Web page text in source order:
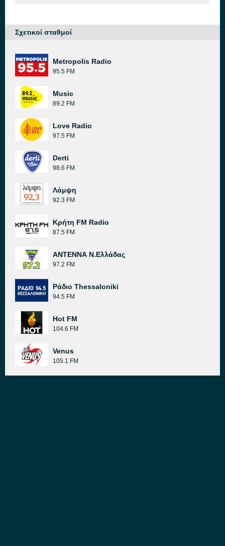
Σχετικοί σταθμοί
Metropolis Radio
95.5 FM
Music
89.2 FM
Love Radio
97.5 FM
Derti
98.6 FM
Λάμψη
92.3 FM
Κρήτη FM Radio
87.5 FM
ΑΝΤΕΝΝΑ Ν.Ελλάδας
97.2 FM
Ράδιο Thessaloniki
94.5 FM
Hot FM
104.6 FM
Venus
105.1 FM